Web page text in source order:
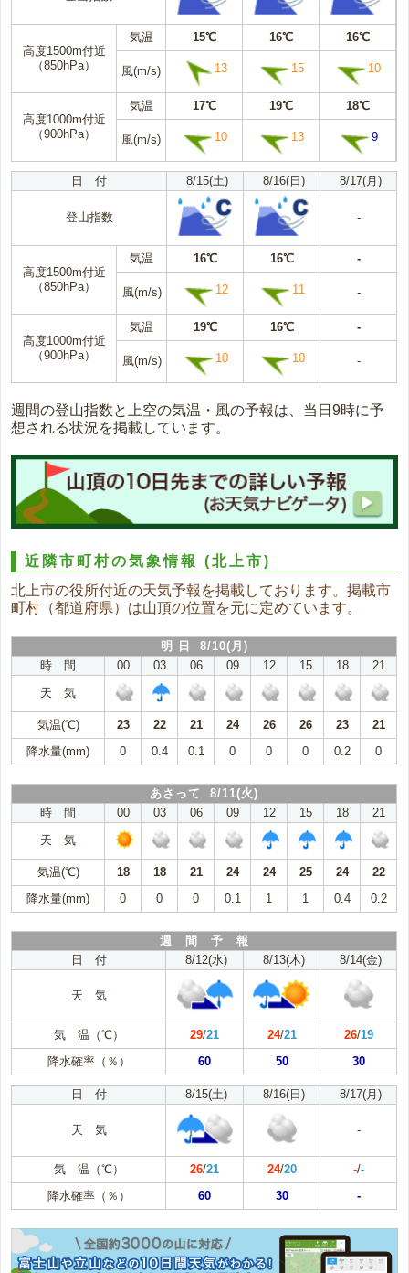
高度1500m付近
（850hPa）
気温 15℃ 16℃ 16℃
風(m/s) 13 15 10
高度1000m付近
（900hPa）
気温 17℃ 19℃ 18℃
風(m/s) 10 13 9
日 付 8/15(土) 8/16(日) 8/17(月)
登山指数 -
高度1500m付近
（850hPa）
気温 16℃ 16℃ -
風(m/s) 12 11 -
高度1000m付近
（900hPa）
気温 19℃ 16℃ -
風(m/s) 10 10 -
週間の登山指数と上空の気温・風の予報は、当日9時に予
想される状況を掲載しています。
近隣市町村の気象情報(北上市)
北上市の役所付近の天気予報を掲載しております。掲載市
町村（都道府県）は山頂の位置を元に定めています。
明 日 8/10(月)
時 間
00 03 06 09 12 15 18
21
天 気
気温(℃) 23 22 21 24 26 26 23
21
降水量(mm)
0 0.4 0.1 0 0 0 0.2 0
あさって 8/11(火)
時 間
00 03 06 09 12 15 18
21
天 気
気温(℃) 18 18 21 24 24 25 24
22
降水量(mm)
0 0 0 0.1 1 1 0.4 0.2
週 間 予 報
日 付
8/12(水) 8/13(木) 8/14(金)
天 気
気 温（℃） 29/21 24/21 26/19
降水確率（％）
60 50 30
日 付 8/15(土) 8/16(日) 8/17(月)
天 気 -
気 温（℃） 26/21 24/20 -/-
降水確率（％）
60 30 -